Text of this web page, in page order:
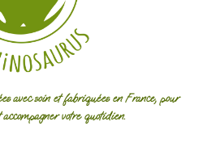
avec soin et fabriquées en France, pour
votre quotidien.